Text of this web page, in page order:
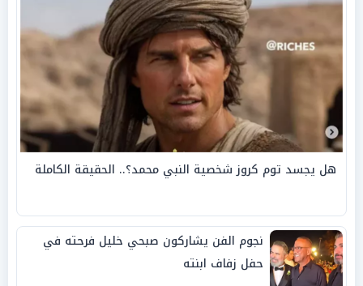
هل يجسد توم كروز شخصية النبي محمد؟.. الحقيقة الكاملة
نجوم الفن يشاركون صبحي خليل فرحته في
حفل زفاف ابنته